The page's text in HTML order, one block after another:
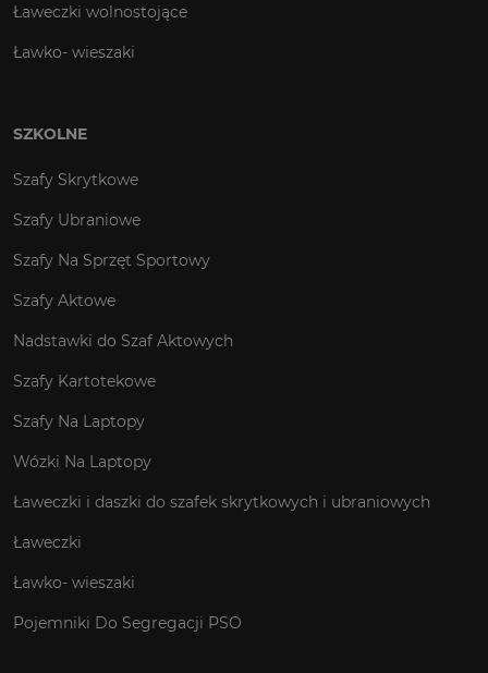
Ławeczki wolnostojące
Ławko- wieszaki
SZKOLNE
Szafy Skrytkowe
Szafy Ubraniowe
Szafy Na Sprzęt Sportowy
Szafy Aktowe
Nadstawki do Szaf Aktowych
Szafy Kartotekowe
Szafy Na Laptopy
Wózki Na Laptopy
Ławeczki i daszki do szafek skrytkowych i ubraniowych
Ławeczki
Ławko- wieszaki
Pojemniki Do Segregacji PSO